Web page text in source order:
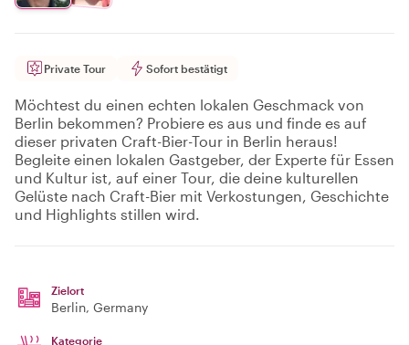
Private Tour Sofort bestätigt
Möchtest du einen echten lokalen Geschmack von
Berlin bekommen? Probiere es aus und finde es auf
dieser privaten Craft-Bier-Tour in Berlin heraus!
Begleite einen lokalen Gastgeber, der Experte für Essen
und Kultur ist, auf einer Tour, die deine kulturellen
Gelüste nach Craft-Bier mit Verkostungen, Geschichte
und Highlights stillen wird.
Zielort
Berlin, Germany
Kategorie